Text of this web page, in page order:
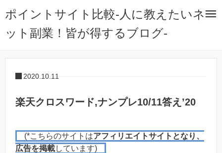
ポイントサイト比較-人に教えたいネ
ット副業！皆が得するブログ-
2020.10.11
楽天クロスワード,ナンプレ10/11答え’20
(*こちらのサイトはアフィリエイトサイトとなり、
広告を掲載しています)